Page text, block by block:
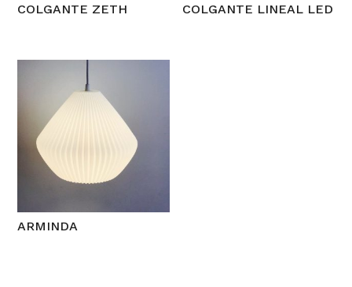
COLGANTE ZETH COLGANTE LINEAL LED
ARMINDA